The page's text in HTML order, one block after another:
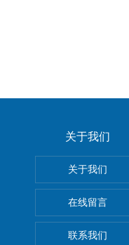
关于我们
关于我们
在线留言
联系我们